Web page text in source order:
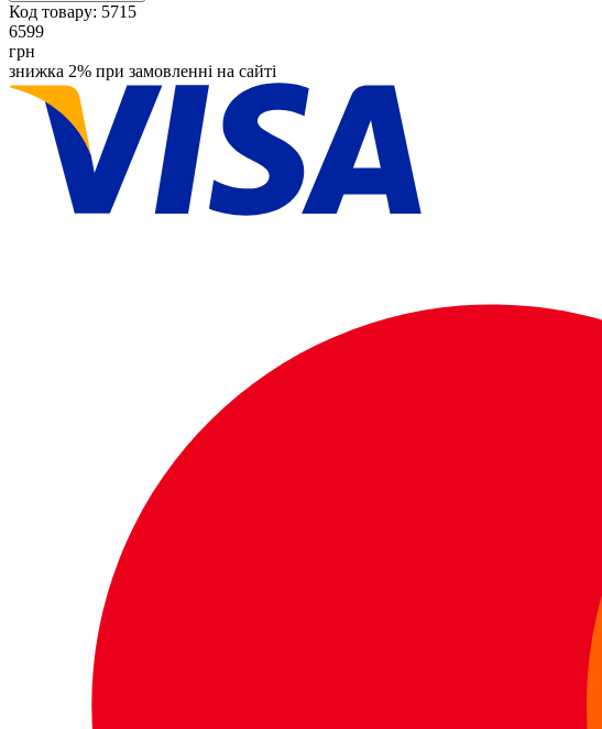
Код товару: 5715
6599
грн
знижка 2% при замовленні на сайті